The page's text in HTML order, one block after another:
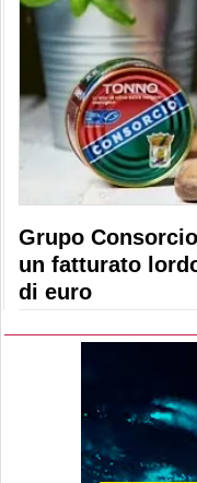
Grupo
un fatturato
di euro